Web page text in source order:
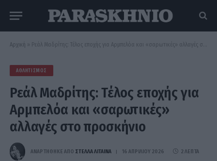
Αρχική » Ρεάλ Μαδρίτης: Τέλος εποχής για Αρμπελόα και «σαρωτικές» αλλαγές στο προσκήνιο
ΑΘΛΗΤΙΣΜΌΣ
Ρεάλ Μαδρίτης: Τέλος εποχής για
Αρμπελόα και «σαρωτικές»
αλλαγές στο προσκήνιο
ΑΝΑΡΤΗΘΗΚΕ ΑΠΟ ΣΤΈΛΛΑ ΛΊΤΑΙΝΑ 16 ΑΠΡΙΛΊΟΥ 2026 2 ΛΕΠΤΆ